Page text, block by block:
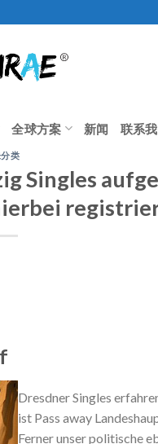
全球方案 新闻 联系
类
Singles
Dresdner Singles
ist Pass away
Ferner unser politische